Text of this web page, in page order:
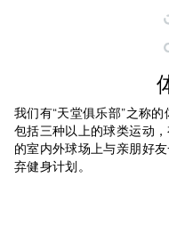
我们有“天堂俱乐部”之称
包括三种以上的球类运动
的室内外球场上与亲朋好
弃健身计划。